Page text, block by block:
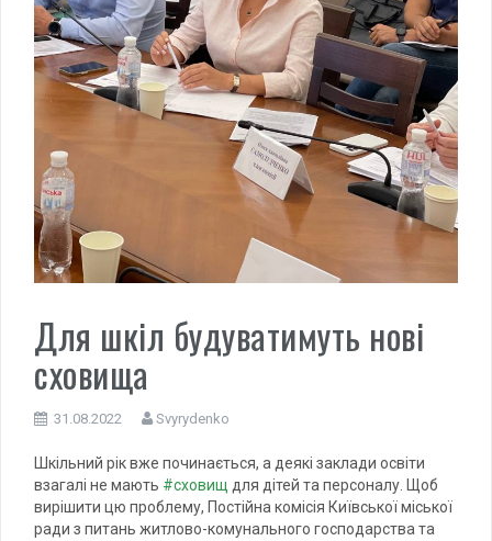
Для шкіл будуватимуть нові
сховища
31.08.2022 Svyrydenko
Шкільний рік вже починається, а деякі заклади освіти
взагалі не мають #сховищ для дітей та персоналу. Щоб
вирішити цю проблему, Постійна комісія Київської міської
ради з питань житлово-комунального господарства та